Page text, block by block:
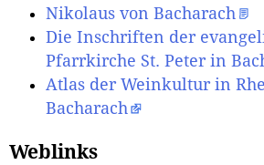
Nikolaus von Bacharach
Die Inschriften der
Pfarrkirche St. Peter in
Atlas der Weinkultur in
Bacharach
Weblinks